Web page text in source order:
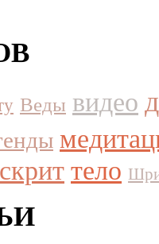
Веды видео
тело